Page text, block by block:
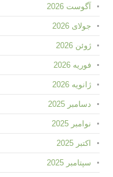
آگوست 2026
جولای 2026
ژوئن 2026
فوریه 2026
ژانویه 2026
دسامبر 2025
نوامبر 2025
اکتبر 2025
سپتامبر 2025